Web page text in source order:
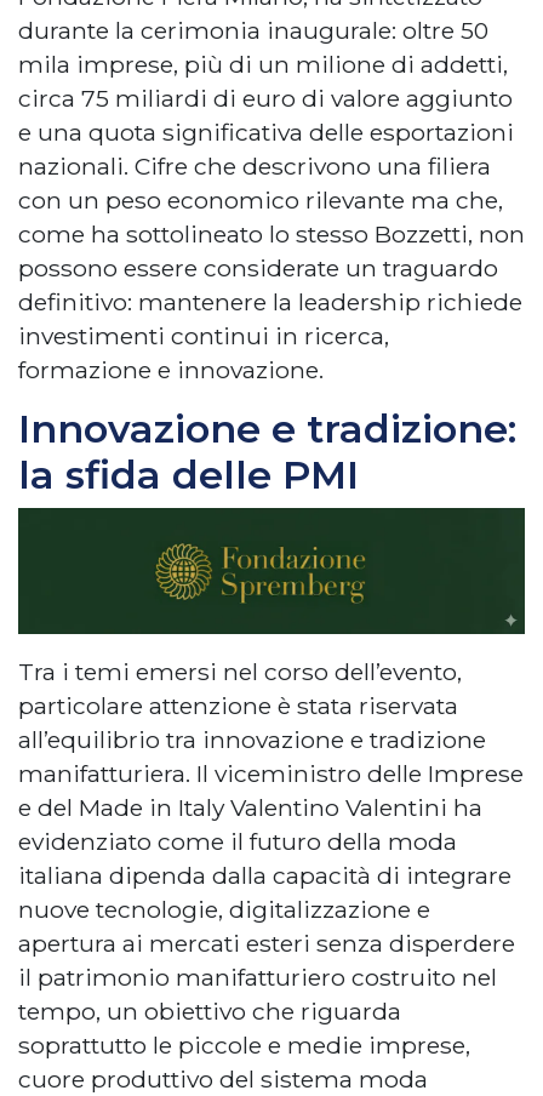
durante la cerimonia inaugurale: oltre 50
mila imprese, più di un milione di addetti,
circa 75 miliardi di euro di valore aggiunto
e una quota significativa delle esportazioni
nazionali. Cifre che descrivono una filiera
con un peso economico rilevante ma che,
come ha sottolineato lo stesso Bozzetti, non
possono essere considerate un traguardo
definitivo: mantenere la leadership richiede
investimenti continui in ricerca,
formazione e innovazione.
Innovazione e tradizione:
la sfida delle PMI
Tra i temi emersi nel corso dell’evento,
particolare attenzione è stata riservata
all’equilibrio tra innovazione e tradizione
manifatturiera. Il viceministro delle Imprese
e del Made in Italy Valentino Valentini ha
evidenziato come il futuro della moda
italiana dipenda dalla capacità di integrare
nuove tecnologie, digitalizzazione e
apertura ai mercati esteri senza disperdere
il patrimonio manifatturiero costruito nel
tempo, un obiettivo che riguarda
soprattutto le piccole e medie imprese,
cuore produttivo del sistema moda